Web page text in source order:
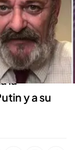
piden al
destitución
la
y a su